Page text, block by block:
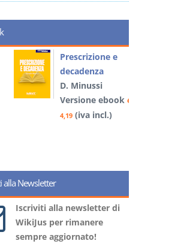
Prescrizione e
decadenza
D. Minussi
Versione ebook€
(iva incl.)
alla Newsletter
Iscriviti alla newsletter di
WikiJus per rimanere
sempre aggiornato!